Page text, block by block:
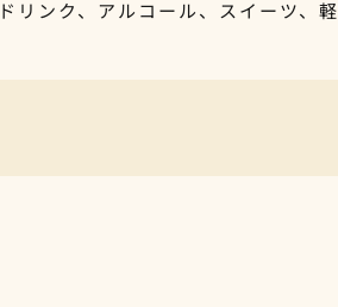
リンク、アルコール、スイーツ、軽